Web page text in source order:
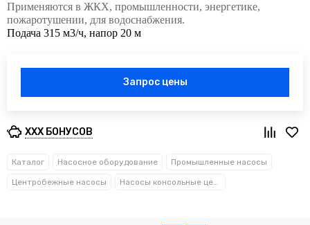
Применяются в ЖКХ, промышленности, энергетике,
пожаротушении, для водоснабжения.
Подача 315 м3/ч, напор 20 м
Запрос цены
XXX БОНУСОВ
Каталог Насосное оборудование Промышленные насосы
Центробежные насосы Насосы консольные центробежные (тип К)